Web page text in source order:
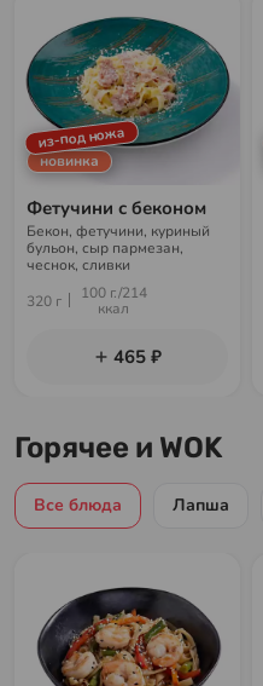
из-под ножа
новинка
Фетучини с беконом
Бекон, фетучини, куриный
бульон, сыр пармезан,
чеснок, сливки
320 г
100 г./214
ккал
465 ₽
Горячее и WOK
Все блюда Лапша